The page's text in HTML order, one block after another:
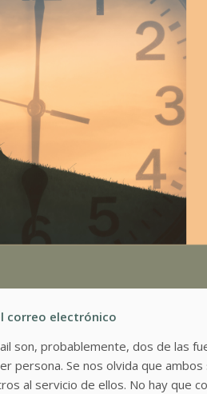
correo electrónico
son, probablemente, dos de las
persona. Se nos olvida que
al servicio de ellos. No hay que